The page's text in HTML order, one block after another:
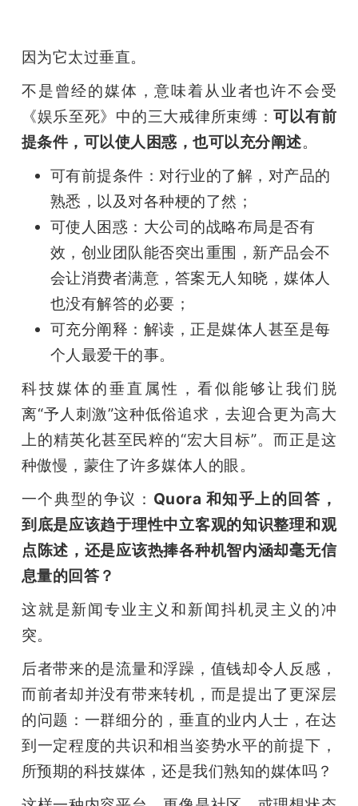
因为它太过垂直。
不是曾经的媒体，意味着从业者也许不会受
《娱乐至死》中的三大戒律所束缚：可以有前
提条件，可以使人困惑，也可以充分阐述。
可有前提条件：对行业的了解，对产品的
熟悉，以及对各种梗的了然；
可使人困惑：大公司的战略布局是否有
效，创业团队能否突出重围，新产品会不
会让消费者满意，答案无人知晓，媒体人
也没有解答的必要；
可充分阐释：解读，正是媒体人甚至是每
个人最爱干的事。
科技媒体的垂直属性，看似能够让我们脱
离“予人刺激”这种低俗追求，去迎合更为高大
上的精英化甚至民粹的“宏大目标”。而正是这
种傲慢，蒙住了许多媒体人的眼。
一个典型的争议： Quora 和知乎上的回答，
到底是应该趋于理性中立客观的知识整理和观
点陈述，还是应该热捧各种机智内涵却毫无信
息量的回答？
这就是新闻专业主义和新闻抖机灵主义的冲
突。
后者带来的是流量和浮躁，值钱却令人反感，
而前者却并没有带来转机，而是提出了更深层
的问题：一群细分的，垂直的业内人士，在达
到一定程度的共识和相当姿势水平的前提下，
所预期的科技媒体，还是我们熟知的媒体吗？